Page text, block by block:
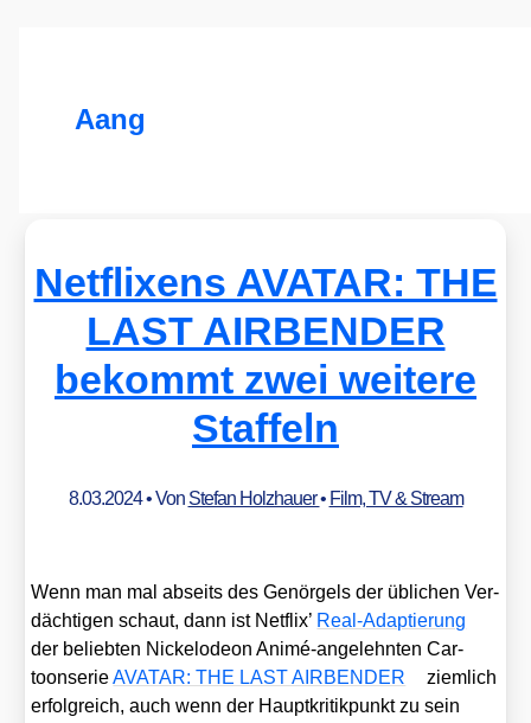
Aang
Netflixens AVATAR: THE
LAST AIRBENDER
bekommt zwei weitere
Staffeln
8.03.2024• Von Stefan Holzhauer• Film, TV & Stream
Wenn man mal abseits des Genör­gels der übli­chen Ver­
däch­ti­gen schaut, dann ist Net­flix’ Real-Adap­tie­rung
der belieb­ten Nickel­ode­on Ani­mé-ange­lehn­ten Car­
toon­se­rieAVATAR: THE LAST AIRBENDER
ziem­lich
erfolg­reich, auch wenn der Haupt­kri­tik­punkt zu sein